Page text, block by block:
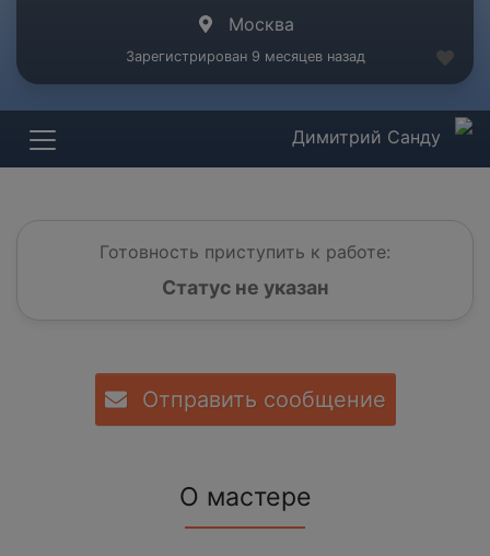
Москва
Зарегистрирован 9 месяцев назад
Димитрий Санду
Готовность приступить к работе:
Статус не указан
Отправить сообщение
О мастере